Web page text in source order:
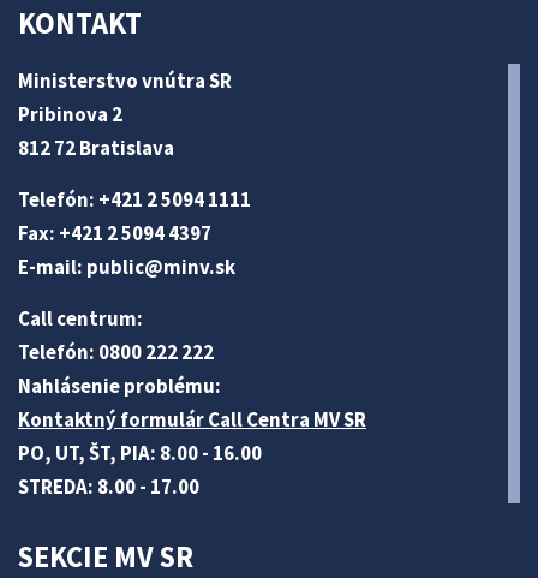
KONTAKT
Ministerstvo vnútra SR
Pribinova 2
812 72 Bratislava
Telefón: +421 2 5094 1111
Fax: +421 2 5094 4397
E-mail: public@minv.sk
Call centrum:
Telefón: 0800 222 222
Nahlásenie problému:
Kontaktný formulár Call Centra MV SR
PO, UT, ŠT, PIA: 8.00 - 16.00
STREDA: 8.00 - 17.00
SEKCIE MV SR